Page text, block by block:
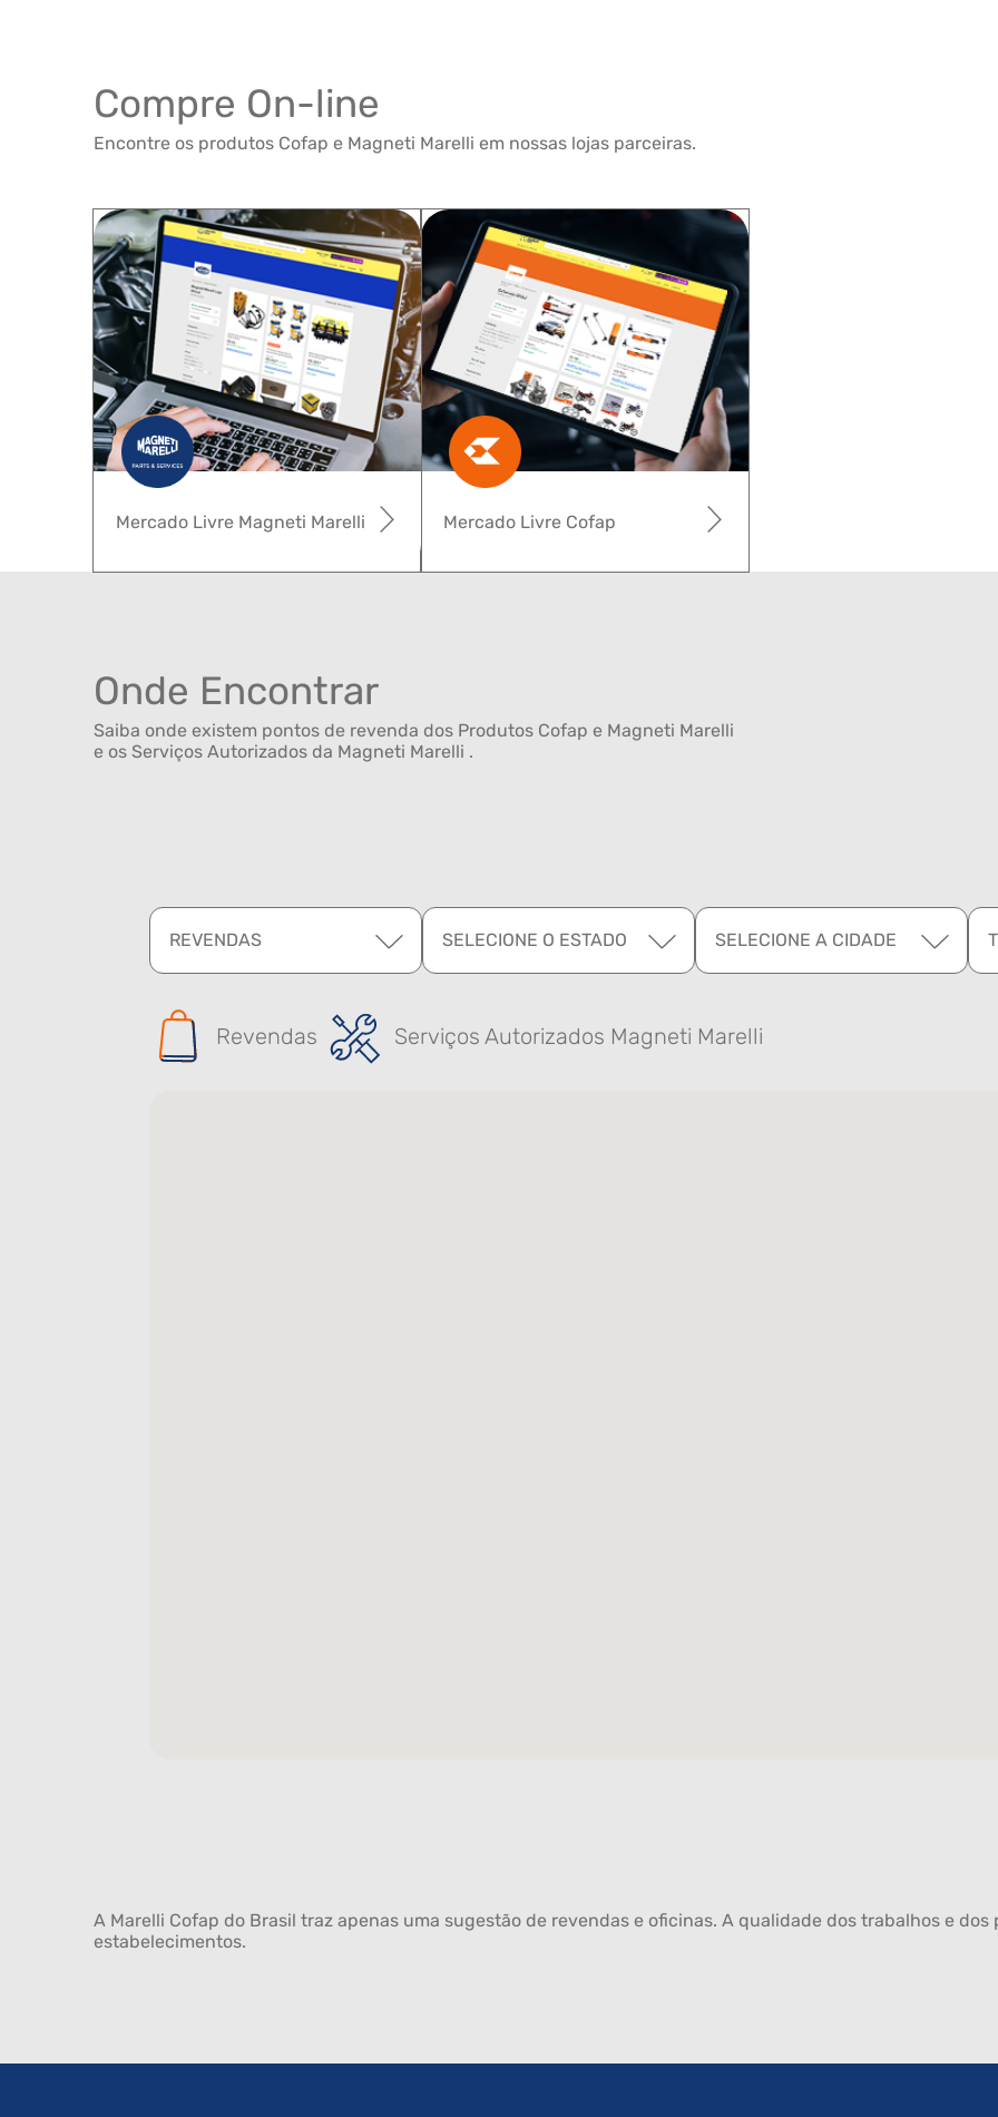
Compre On-line
Encontre os produtos Cofap e Magneti Marelli em nossas lojas parceiras.
Mercado Livre Cofap
Mercado Livre Magneti Marelli
Onde Encontrar
Saiba onde existem pontos de revenda dos Produtos Cofap e Magneti Marelli
e os Serviços Autorizados da Magneti Marelli .
REVENDAS SELECIONE O ESTADO SELECIONE A CIDADE
Revendas Serviços Autorizados Magneti Marelli
A Marelli Cofap do Brasil traz apenas uma sugestão de revendas e oficinas. A qualidade dos trabalhos e
estabelecimentos.